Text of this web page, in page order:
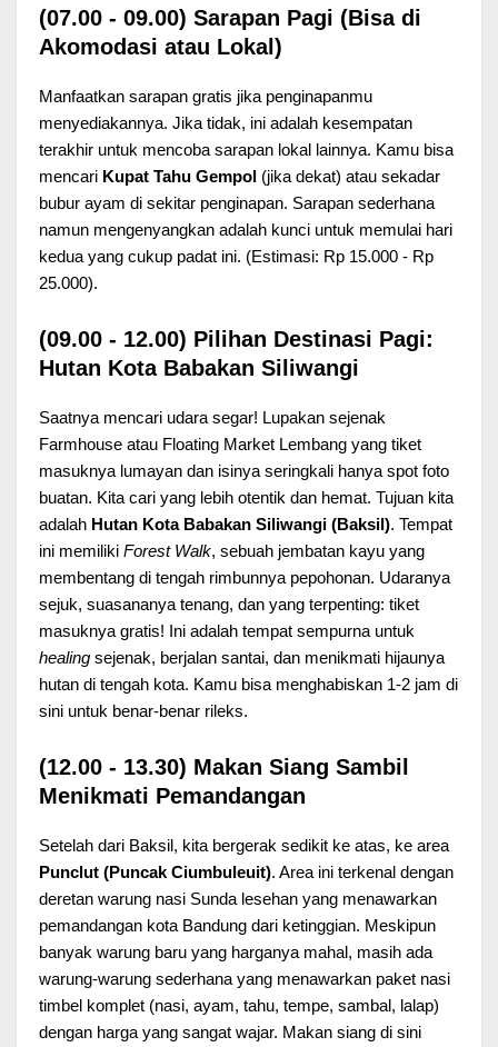
(07.00 - 09.00) Sarapan Pagi (Bisa di
Akomodasi atau Lokal)
Manfaatkan sarapan gratis jika penginapanmu
menyediakannya. Jika tidak, ini adalah kesempatan
terakhir untuk mencoba sarapan lokal lainnya. Kamu bisa
mencari Kupat Tahu Gempol (jika dekat) atau sekadar
bubur ayam di sekitar penginapan. Sarapan sederhana
namun mengenyangkan adalah kunci untuk memulai hari
kedua yang cukup padat ini. (Estimasi: Rp 15.000 - Rp
25.000).
(09.00 - 12.00) Pilihan Destinasi Pagi:
Hutan Kota Babakan Siliwangi
Saatnya mencari udara segar! Lupakan sejenak
Farmhouse atau Floating Market Lembang yang tiket
masuknya lumayan dan isinya seringkali hanya spot foto
buatan. Kita cari yang lebih otentik dan hemat. Tujuan kita
adalah Hutan Kota Babakan Siliwangi (Baksil). Tempat
ini memiliki Forest Walk, sebuah jembatan kayu yang
membentang di tengah rimbunnya pepohonan. Udaranya
sejuk, suasananya tenang, dan yang terpenting: tiket
masuknya gratis! Ini adalah tempat sempurna untuk
healing sejenak, berjalan santai, dan menikmati hijaunya
hutan di tengah kota. Kamu bisa menghabiskan 1-2 jam di
sini untuk benar-benar rileks.
(12.00 - 13.30) Makan Siang Sambil
Menikmati Pemandangan
Setelah dari Baksil, kita bergerak sedikit ke atas, ke area
Punclut (Puncak Ciumbuleuit). Area ini terkenal dengan
deretan warung nasi Sunda lesehan yang menawarkan
pemandangan kota Bandung dari ketinggian. Meskipun
banyak warung baru yang harganya mahal, masih ada
warung-warung sederhana yang menawarkan paket nasi
timbel komplet (nasi, ayam, tahu, tempe, sambal, lalap)
dengan harga yang sangat wajar. Makan siang di sini